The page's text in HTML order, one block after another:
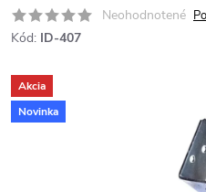
Neohodnotené
Kód: ID-407
Akcia
Novinka